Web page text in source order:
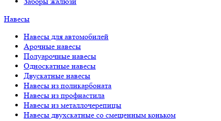
Навесы
Навесы для автомобилей
Арочные навесы
Полуарочные навесы
Односкатные навесы
Двускатные навесы
Навесы из поликарбоната
Навесы из профнастила
Навесы из металлочерепицы
Навесы двухскатные со смещенным коньком